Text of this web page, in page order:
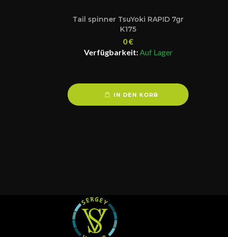
Tail spinner TsuYoki RAPID 7gr
K175
0€
Verfügbarkeit:Auf Lager
IN DEN KORB